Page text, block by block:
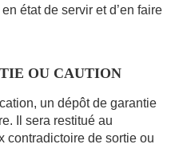
état de servir et d’en faire
OU CAUTION
un dépôt de garantie
Il sera restitué au
contradictoire de sortie ou